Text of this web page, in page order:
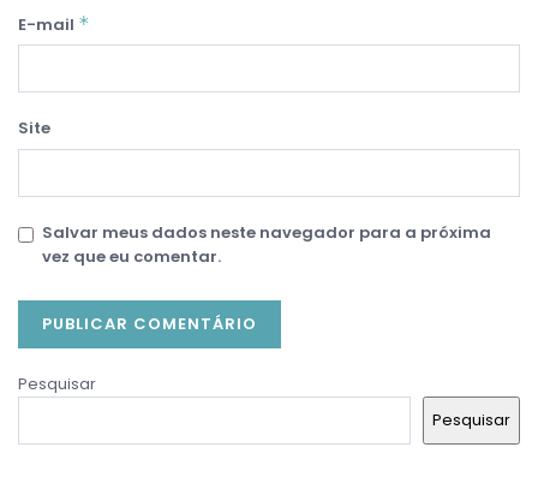
E-mail *
Site
Salvar meus dados neste navegador para a próxima
vez que eu comentar.
Pesquisar
Pesquisar